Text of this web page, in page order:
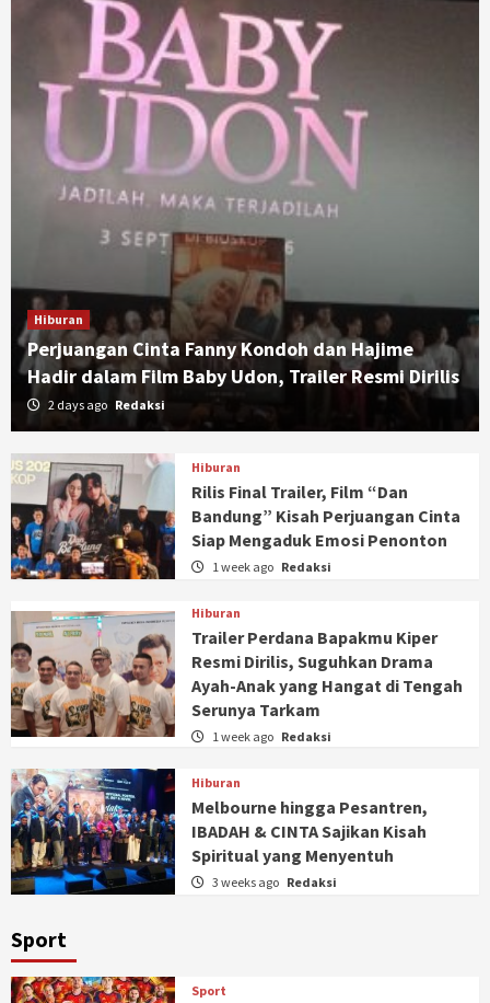
Hiburan
Perjuangan Cinta Fanny Kondoh dan Hajime
Hadir dalam Film Baby Udon, Trailer Resmi Dirilis
2 days ago Redaksi
Hiburan
Rilis Final Trailer, Film “Dan
Bandung” Kisah Perjuangan Cinta
Siap Mengaduk Emosi Penonton
1 week ago Redaksi
Hiburan
Trailer Perdana Bapakmu Kiper
Resmi Dirilis, Suguhkan Drama
Ayah-Anak yang Hangat di Tengah
Serunya Tarkam
1 week ago Redaksi
Hiburan
Melbourne hingga Pesantren,
IBADAH & CINTA Sajikan Kisah
Spiritual yang Menyentuh
3 weeks ago Redaksi
Sport
Sport